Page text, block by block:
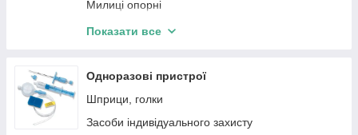
Техніка для дому
Алкотестери
Апарати для дарсонвалізації
Слухові апарати та аксесуари
Ліхтарики діагностичні
Милиці опорні
Стільці-туалети
Протипролежневі матраци
Інвалідні коляски та скутери
Комплектуючі для милиць, ходунків
Показати все
Одноразові пристрої
Шприци, голки
Засоби індивідуального захисту